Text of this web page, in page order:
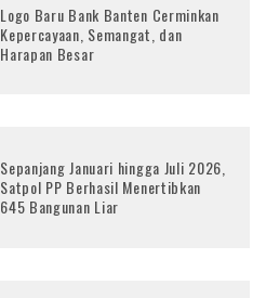
Logo Baru Bank Banten Cerminkan
Kepercayaan, Semangat, dan
Harapan Besar
Sepanjang Januari hingga Juli 2026,
Satpol PP Berhasil Menertibkan
645 Bangunan Liar